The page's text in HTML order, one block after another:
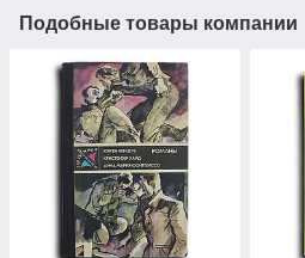
Подобные товары компании